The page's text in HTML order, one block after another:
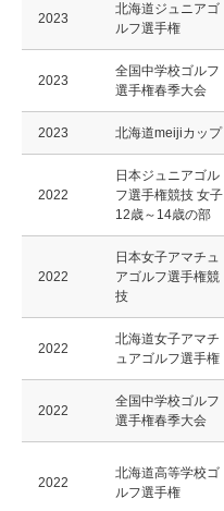
2023
北海道ジュニアゴ
ルフ選手権
2023
全国中学校ゴルフ
選手権春季大会
2023 北海道meijiカップ
2022
日本ジュニアゴル
フ選手権競技 女子
12歳～14歳の部
2022
日本女子アマチュ
アゴルフ選手権競
技
2022
北海道女子アマチ
ュアゴルフ選手権
2022
全国中学校ゴルフ
選手権春季大会
2022
北海道高等学校ゴ
ルフ選手権